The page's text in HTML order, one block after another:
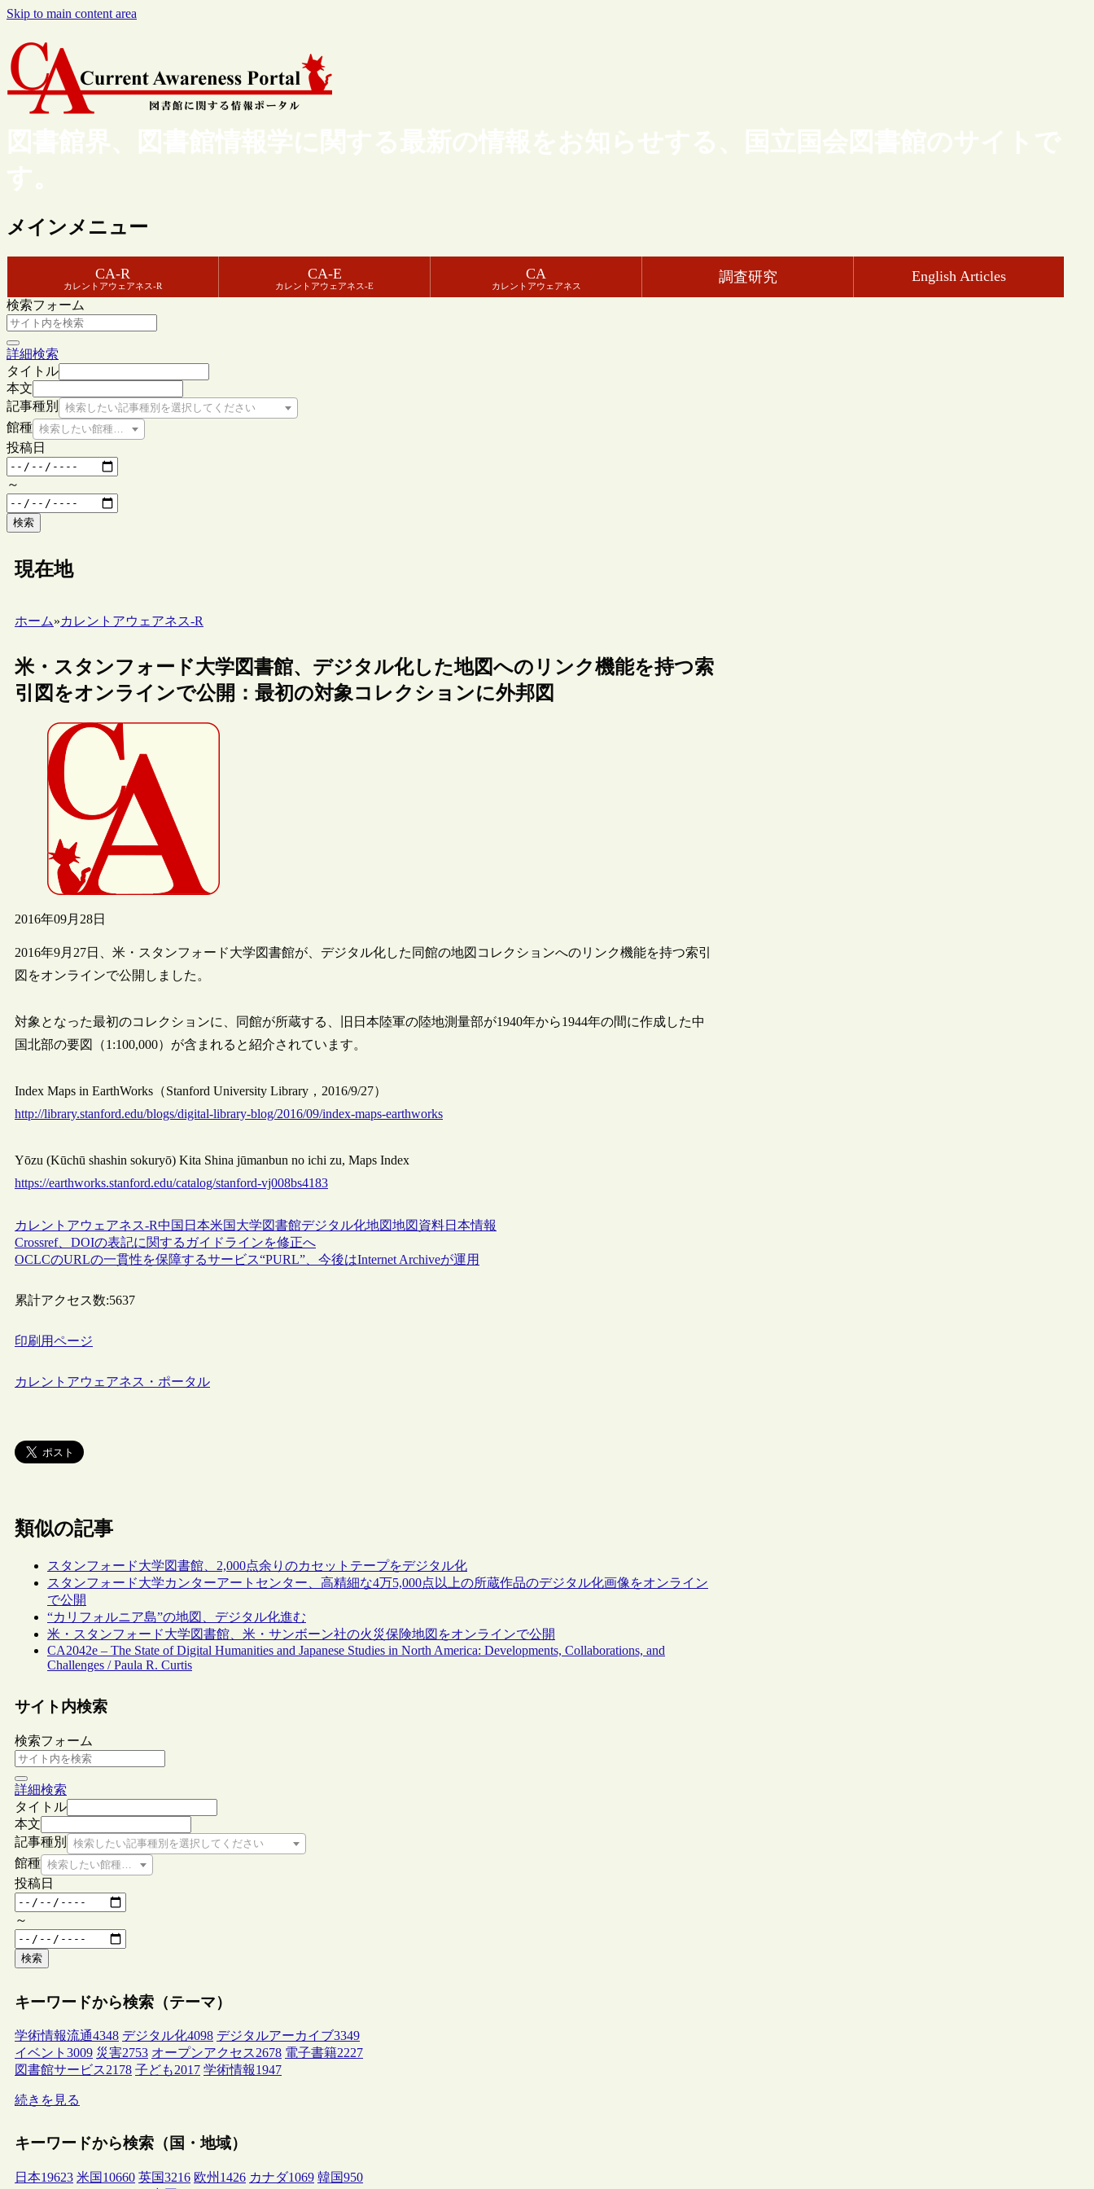
Skip to main content area
図書館界、図書館情報学に関する最新の情報をお知らせする、国立国会図書館のサイトで
す。
メインメニュー
CA-R
カレントアウェアネス-R
CA-E
カレントアウェアネス-E
CA
カレントアウェアネス
調査研究 English Articles
検索フォーム
詳細検索
タイトル
本文
記事種別
検索したい記事種別を選択してください
館種 検索したい館種を選択してください
投稿日
～
検索
現在地
ホーム»カレントアウェアネス-R
米・スタンフォード大学図書館、デジタル化した地図へのリンク機能を持つ索
引図をオンラインで公開：最初の対象コレクションに外邦図
2016年09月28日
2016年9月27日、米・スタンフォード大学図書館が、デジタル化した同館の地図コレクションへのリンク機能を持つ索引
図をオンラインで公開しました。
対象となった最初のコレクションに、同館が所蔵する、旧日本陸軍の陸地測量部が1940年から1944年の間に作成した中
国北部の要図（1:100,000）が含まれると紹介されています。
Index Maps in EarthWorks（Stanford University Library，2016/9/27）
http://library.stanford.edu/blogs/digital-library-blog/2016/09/index-maps-earthworks
Yōzu (Kūchū shashin sokuryō) Kita Shina jūmanbun no ichi zu, Maps Index
https://earthworks.stanford.edu/catalog/stanford-vj008bs4183
カレントアウェアネス-R中国 日本米国 大学図書館デジタル化地図地図資料日本情報
Crossref、DOIの表記に関するガイドラインを修正へ
OCLCのURLの一貫性を保障するサービス“PURL”、今後はInternet Archiveが運用
累計アクセス数:5637
印刷用ページ
カレントアウェアネス・ポータル
類似の記事
スタンフォード大学図書館、2,000点余りのカセットテープをデジタル化
スタンフォード大学カンターアートセンター、高精細な4万5,000点以上の所蔵作品のデジタル化画像をオンライン
で公開
“カリフォルニア島”の地図、デジタル化進む
米・スタンフォード大学図書館、米・サンボーン社の火災保険地図をオンラインで公開
CA2042e – The State of Digital Humanities and Japanese Studies in North America: Developments, Collaborations, and
Challenges / Paula R. Curtis
サイト内検索
検索フォーム
詳細検索
タイトル
本文
記事種別
検索したい記事種別を選択してください
館種 検索したい館種を選択してください
投稿日
～
検索
キーワードから検索（テーマ）
学術情報流通4348 デジタル化4098 デジタルアーカイブ3349
イベント 3009 災害2753 オープンアクセス2678 電子書籍2227
図書館サービス2178 子ども2017 学術情報1947
続きを見る
キーワードから検索（国・地域）
日本19623 米国 10660 英国3216 欧州 1426 カナダ1069 韓国950